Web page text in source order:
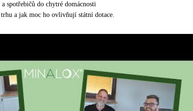
spotřebičů do chytré domácnosti
a jak moc ho ovlivňují státní dotace.
automatizace domácností a pusťte si video právě teď 👉 https://yout
#pripadovastudie #solarnienergie
#multiplusii #solarenergy #fotovoltaika #fotovoltaicsystem
#victron_energy #loxone
#minalox
Victron Energy B.V.